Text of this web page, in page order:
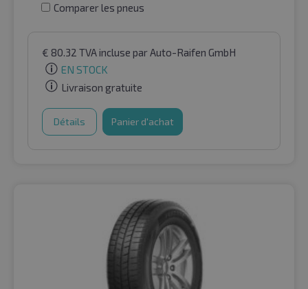
Comparer les pneus
€ 80.32 TVA incluse par Auto-Raifen GmbH
EN STOCK
Livraison gratuite
Détails Panier d'achat